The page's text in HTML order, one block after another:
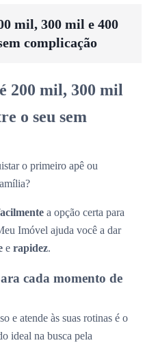
mil, 300 mil e 400
complicação
200 mil, 300 mil
o seu sem
o primeiro apê ou
a opção certa para
Imóvel ajuda você a dar
e rapidez.
cada momento de
e atende às suas rotinas é o
ideal na busca pela